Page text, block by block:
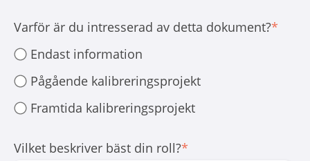
Varför är du intresserad av detta dokument?*
Endast information
Pågående kalibreringsprojekt
Framtida kalibreringsprojekt
Vilket beskriver bäst din roll?*